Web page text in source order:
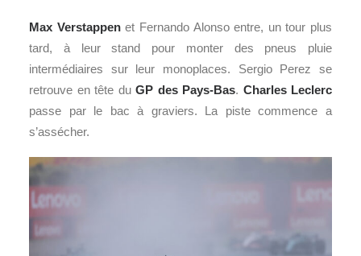
Max Verstappenet Fernando Alonso entre, un tour plus
tard, à leur stand pour monter des pneus pluie
intermédiaires sur leur monoplaces. Sergio Perez se
retrouve en tête du GP des Pays-Bas. Charles Leclerc
passe par le bac à graviers. La piste commence a
s’assécher.